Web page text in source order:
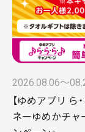
2026.08.06〜
【ゆめアプリ ら
ネーゆめかチャ